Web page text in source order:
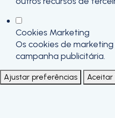
Cookies Marketing
Os cookies de
campanha publicitária.
Ajustar preferências Aceitar